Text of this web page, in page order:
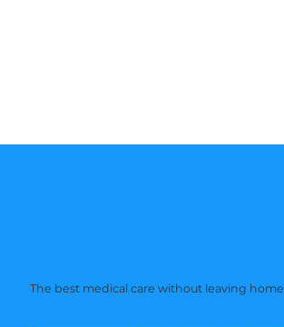
The best medical care without leaving home